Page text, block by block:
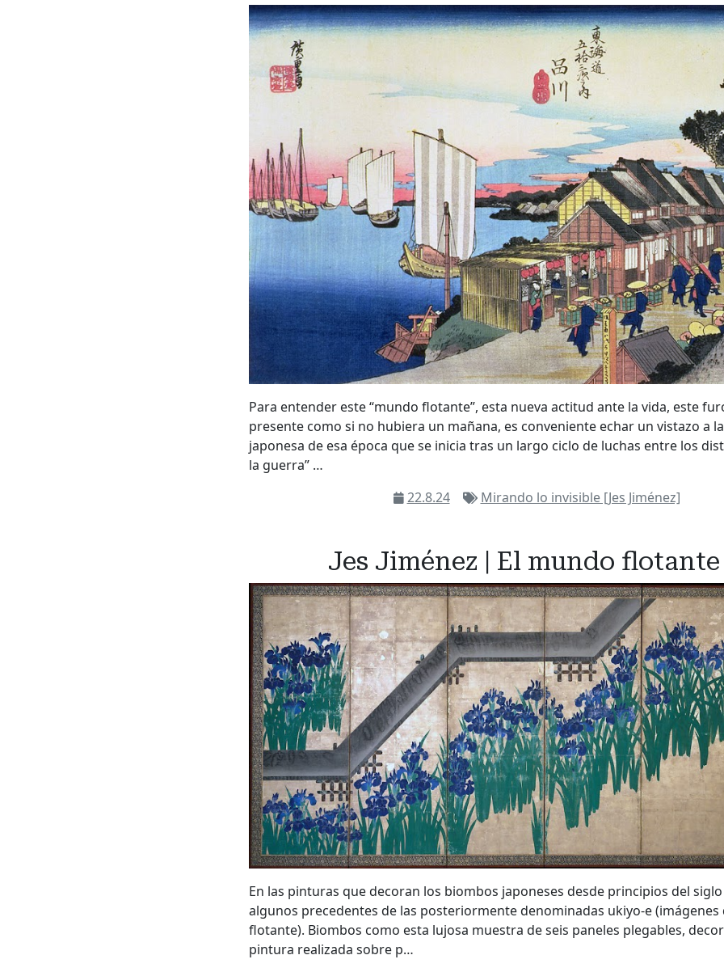
Para entender este “mundo flotante”, esta nueva actitud ante la vida, este
presente como si no hubiera un mañana, es conveniente echar un vistazo a
japonesa de esa época que se inicia tras un largo ciclo de luchas entre los
la guerra” …
22.8.24
Mirando lo invisible [Jes Jiménez]
Jes Jiménez | El mundo flotante
En las pinturas que decoran los biombos japoneses desde principios del
algunos precedentes de las posteriormente denominadas ukiyo-e
flotante). Biombos como esta lujosa muestra de seis paneles plegables,
pintura realizada sobre p…